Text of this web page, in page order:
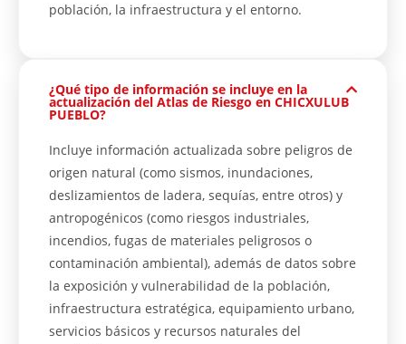
población, la infraestructura y el entorno.
¿Qué tipo de información se incluye en la
actualización del Atlas de Riesgo en CHICXULUB
PUEBLO?
Incluye información actualizada sobre peligros de
origen natural (como sismos, inundaciones,
deslizamientos de ladera, sequías, entre otros) y
antropogénicos (como riesgos industriales,
incendios, fugas de materiales peligrosos o
contaminación ambiental), además de datos sobre
la exposición y vulnerabilidad de la población,
infraestructura estratégica, equipamiento urbano,
servicios básicos y recursos naturales del